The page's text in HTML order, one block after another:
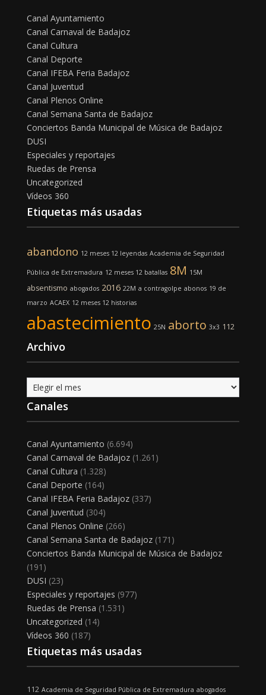
Canal Ayuntamiento
Canal Carnaval de Badajoz
Canal Cultura
Canal Deporte
Canal IFEBA Feria Badajoz
Canal Juventud
Canal Plenos Online
Canal Semana Santa de Badajoz
Conciertos Banda Municipal de Música de Badajoz
DUSI
Especiales y reportajes
Ruedas de Prensa
Uncategorized
Vídeos 360
Etiquetas más usadas
abandono 12 meses 12 leyendas Academia de Seguridad
Pública de Extremadura 12 meses 12 batallas 8M 15M
absentismo abogados 2016 22M a contragolpe abonos 19 de
marzo ACAEX 12 meses 12 historias
abastecimiento 25N aborto 3x3 112
Archivo
Archivo
Canales
Canal Ayuntamiento (6.694)
Canal Carnaval de Badajoz(1.261)
Canal Cultura (1.328)
Canal Deporte (164)
Canal IFEBA Feria Badajoz(337)
Canal Juventud (304)
Canal Plenos Online (266)
Canal Semana Santa de Badajoz(171)
Conciertos Banda Municipal de Música de Badajoz
(191)
DUSI (23)
Especiales y reportajes (977)
Ruedas de Prensa (1.531)
Uncategorized (14)
Vídeos 360 (187)
Etiquetas más usadas
112 Academia de Seguridad Pública de Extremadura abogados